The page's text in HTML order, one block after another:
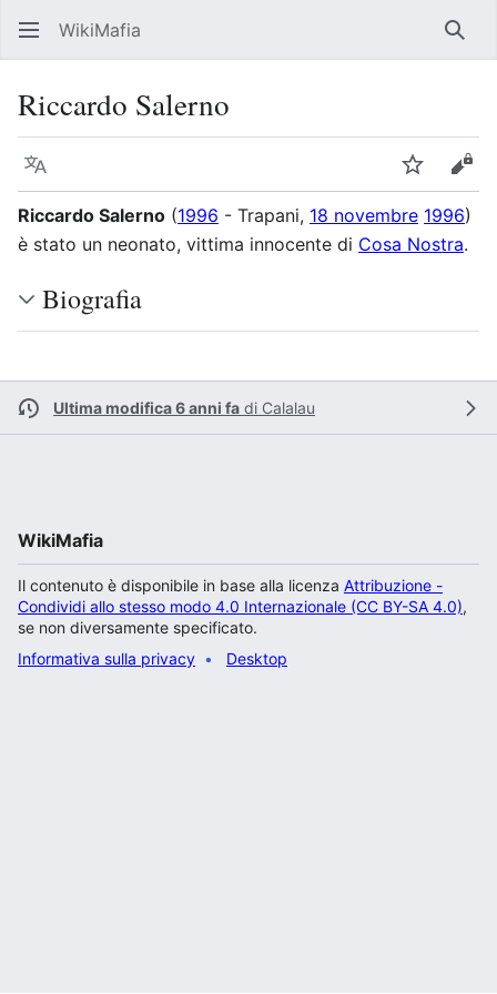
WikiMafia
Riccardo Salerno
Lingua Segui
Riccardo Salerno (1996 - Trapani, 18 novembre 1996)
è stato un neonato, vittima innocente di Cosa Nostra.
Biografia
Ultima modifica 6 anni fa di Calalau
WikiMafia
Il contenuto è disponibile in base alla licenza Attribuzione -
Condividi allo stesso modo 4.0 Internazionale (CC BY-SA 4.0),
se non diversamente specificato.
Informativa sulla privacy
Desktop